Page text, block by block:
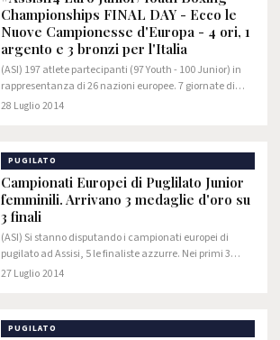
Championships FINAL DAY - Ecco le
Nuove Campionesse d'Europa - 4 ori, 1
argento e 3 bronzi per l'Italia
(ASI) 197 atlete partecipanti (97 Youth - 100 Junior) in
rappresentanza di 26 nazioni europee. 7 giornate di
gara per un totale di 176 match (87 Youth e 89 Junior).
28 Luglio 2014
PUGILATO
Campionati Europei di Puglilato Junior
femminili. Arrivano 3 medaglie d'oro su
3 finali
(ASI) Si stanno disputando i campionati europei di
pugilato ad Assisi, 5 le finaliste azzurre. Nei primi 3
incontri l'Italia ha conquistato 3 ori.
27 Luglio 2014
PUGILATO